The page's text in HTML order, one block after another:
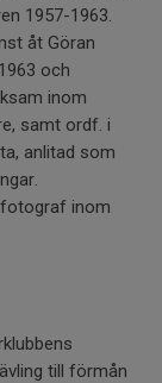
1957-1963.
åt Göran
och
inom
samt ordf. i
anlitad som
inom
till förmån